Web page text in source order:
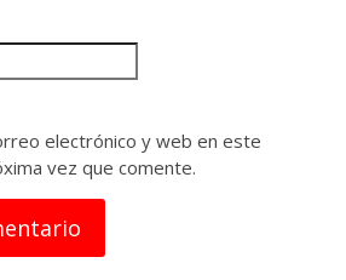
electrónico y web en este
vez que comente.